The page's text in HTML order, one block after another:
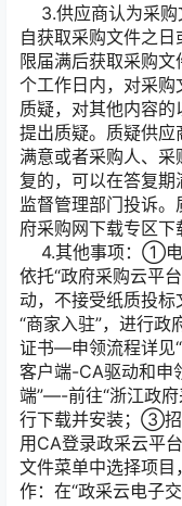
3.供应商认为采购
自获取采购文件之
限届满后获取采购
个工作日内，对采
质疑，对其他内容
提出质疑。质疑供
满意或者采购人、
复的，可以在答复
监督管理部门投诉
府采购网下载专区下
4.其他事项：①电
依托“政府采购云平
动，不接受纸质投
“商家入驻”，进行
证书—申领流程详见
客户端-CA驱动和申
端”—-前往“浙江政
行下载并安装；③招
用CA登录政采云平
文件菜单中选择项
作：在“政采云电子